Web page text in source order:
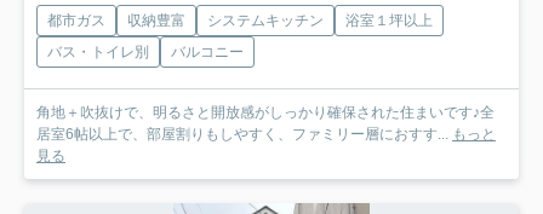
都市ガス 収納豊富 システムキッチン
浴室１坪以上
バス・トイレ別
バルコニー
角地＋吹抜けで、明るさと開放感がしっかり確保された住まいです♪全
居室6帖以上で、部屋割りもしやすく、ファミリー層におすす...
もっと
見る